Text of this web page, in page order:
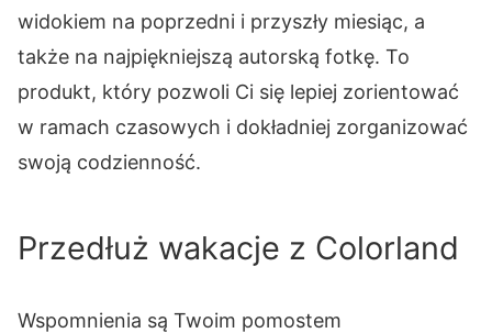
widokiem na poprzedni i przyszły miesiąc, a
także na najpiękniejszą autorską fotkę. To
produkt, który pozwoli Ci się lepiej zorientować
w ramach czasowych i dokładniej zorganizować
swoją codzienność.
Przedłuż wakacje z Colorland
Wspomnienia są Twoim pomostem